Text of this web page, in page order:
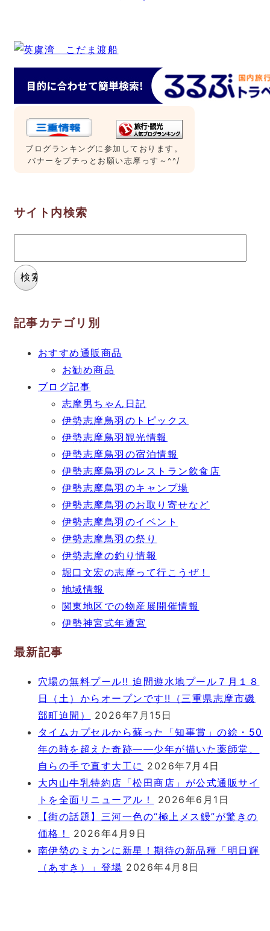
ブログランキングに参加しております。
バナーをプチっとお願い志摩っす～^^/
サイト内検索
索:
記事カテゴリ別
おすすめ通販商品
お勧め商品
ブログ記事
志摩男ちゃん日記
伊勢志摩鳥羽のトピックス
伊勢志摩鳥羽観光情報
伊勢志摩鳥羽の宿泊情報
伊勢志摩鳥羽のレストラン飲食店
伊勢志摩鳥羽のキャンプ場
伊勢志摩鳥羽のお取り寄せなど
伊勢志摩鳥羽のイベント
伊勢志摩鳥羽の祭り
伊勢志摩の釣り情報
堀口文宏の志摩って行こうぜ！
地域情報
関東地区での物産展開催情報
伊勢神宮式年遷宮
最新記事
穴場の無料プール!! 迫間遊水地プール７月１８
日（土）からオープンです!!（三重県志摩市磯
部町迫間）
2026年7月15日
タイムカプセルから蘇った「知事賞」の絵・50
年の時を超えた奇跡――少年が描いた薬師堂、
自らの手で直す大工に 2026年7月4日
大内山牛乳特約店「松田商店」が公式通販サイ
トを全面リニューアル！
2026年6月1日
【街の話題】三河一色の“極上メス鰻”が驚きの
価格！
2026年4月9日
南伊勢のミカンに新星！期待の新品種「明日輝
（あすき）」登場 2026年4月8日